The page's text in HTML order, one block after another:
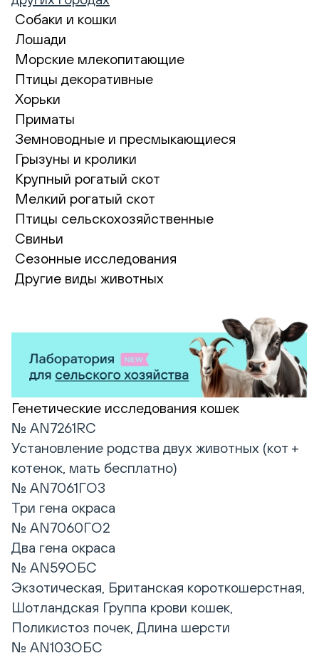
Собаки и кошки
Лошади
Морские млекопитающие
Птицы декоративные
Хорьки
Приматы
Земноводные и пресмыкающиеся
Грызуны и кролики
Крупный рогатый скот
Мелкий рогатый скот
Птицы сельскохозяйственные
Свиньи
Сезонные исследования
Другие виды животных
Генетические исследования кошек
№ AN7261RC
Установление родства двух животных (кот +
котенок, мать бесплатно)
№ AN7061ГО3
Три гена окраса
№ AN7060ГО2
Два гена окраса
№ AN59ОБС
Экзотическая, Британская короткошерстная,
Шотландская Группа крови кошек,
Поликистоз почек, Длина шерсти
№ AN103ОБС